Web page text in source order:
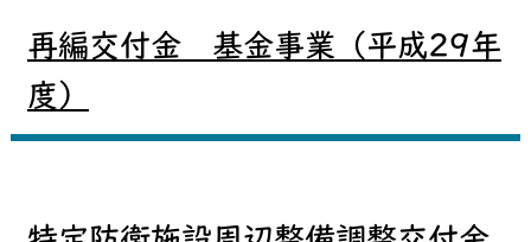
再編交付金 基金事業（平成29年
度）